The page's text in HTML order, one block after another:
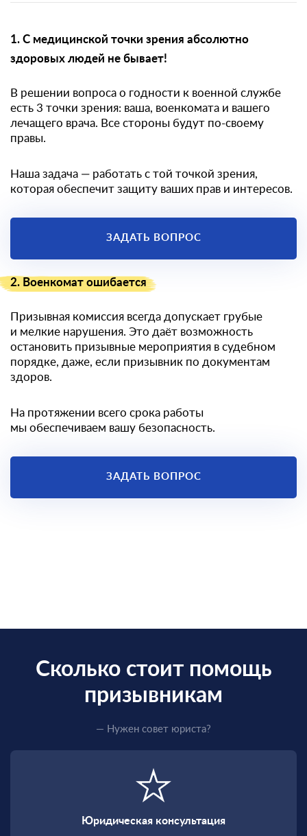
1. С медицинской точки зрения абсолютно
здоровых людей не бывает!
В решении вопроса о годности к военной службе
есть 3 точки зрения: ваша, военкомата и вашего
лечащего врача. Все стороны будут по-своему
правы.
Наша задача — работать с той точкой зрения,
которая обеспечит защиту ваших прав и интересов.
ЗАДАТЬ ВОПРОС
2. Военкомат ошибается
Призывная комиссия всегда допускает грубые
и мелкие нарушения. Это даёт возможность
остановить призывные мероприятия в судебном
порядке, даже, если призывник по документам
здоров.
На протяжении всего срока работы
мы обеспечиваем вашу безопасность.
ЗАДАТЬ ВОПРОС
Сколько стоит помощь
призывникам
— Нужен совет юриста?
Юридическая консультация